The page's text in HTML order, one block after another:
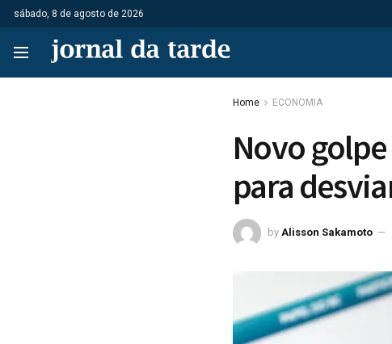
sábado, 8 de agosto de 2026
Home ECONOMIA
Novo
para
by Alisson Sakamoto